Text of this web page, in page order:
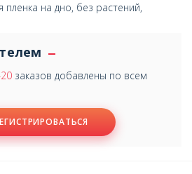
на дно, без растений,
заказов добавлены по всем